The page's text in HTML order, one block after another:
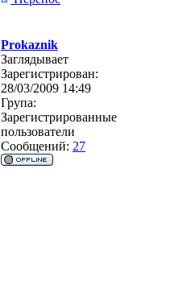
Prokaznik
Заглядывает
Зарегистрирован:
28/03/2009 14:49
Група:
Зарегистрированные
пользователи
Сообщений: 27